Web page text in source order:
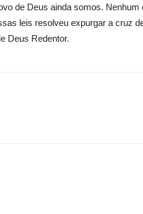
de Deus ainda somos.
leis resolveu expurgar a cruz
Deus Redentor.